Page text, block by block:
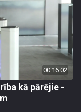
00:16:02
kā pārējie -